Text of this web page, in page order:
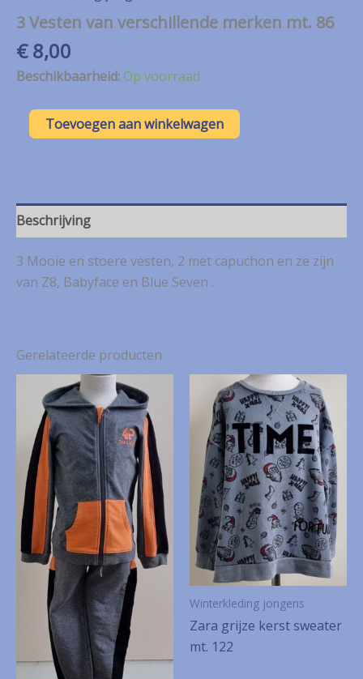
3 Vesten van verschillende merken mt. 86
€8,00
Beschikbaarheid:Op voorraad
Vesten
86
aantal
Toevoegen aan winkelwagen
Beschrijving
3 Mooie en stoere vesten, 2 met capuchon en ze zijn
van Z8, Babyface en Blue Seven .
Gerelateerde producten
Winterkleding jongens
Zara grijze kerst sweater
mt. 122